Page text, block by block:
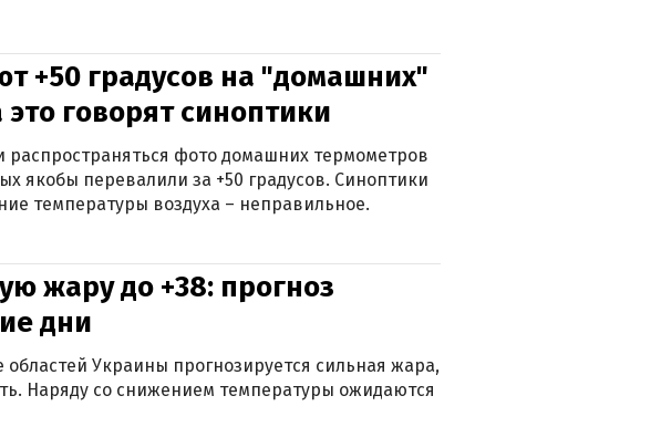
+50 градусов на "домашних"
говорят синоптики
распространяться фото домашних термометров
якобы перевалили за +50 градусов. Синоптики
температуры воздуха – неправильное.
жару до +38: прогноз
дни
Украины прогнозируется сильная жара,
Наряду со снижением температуры ожидаются